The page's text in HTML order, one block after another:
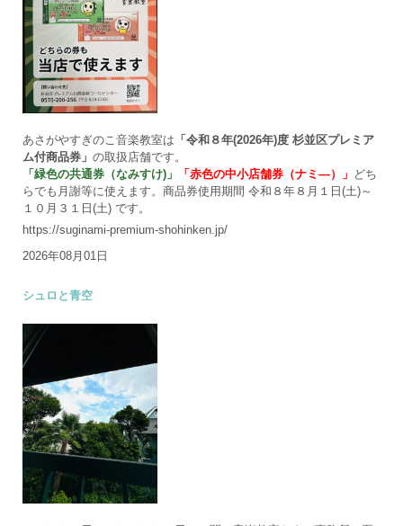
あさがやすぎのこ音楽教室は 「令和８年(2026年)度 杉並区プレミア
ム付商品券」 の取扱店舗です。
「緑色の共通券（なみすけ)」
「赤色の中小店舗券（ナミ―）」 どち
らでも月謝等に使えます。商品券使用期間 令和８年８月１日(土)～
１０月３１日(土) です。
https://suginami-premium-shohinken.jp/
2026年08月01日
シュロと青空